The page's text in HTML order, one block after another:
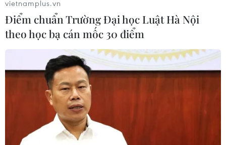
Venezuela thu thập chữ ký người dân phản
đối lệnh phong tỏa của Mỹ
11/08/2019 14:38
Theo Phó Tổng thống Jorge Rodríguez, dự kiến chiến
dịch kéo dài 1 tháng sẽ thu thập được 13 triệu chữ ký của
người dân trong lãnh thổ Venezuela và Caracas được
vietnamplus.vn
Điểm chuẩn Trường Đại học Luật Hà Nội
theo học bạ cán mốc 30 điểm